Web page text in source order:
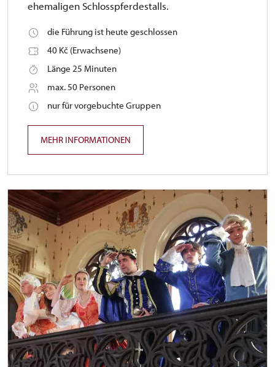
ehemaligen Schlosspferdestalls.
die Führung ist heute geschlossen
40 Kč (Erwachsene)
Länge 25 Minuten
max. 50 Personen
nur für vorgebuchte Gruppen
MEHR INFORMATIONEN